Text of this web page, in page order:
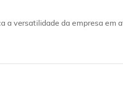
a versatilidade da empresa em